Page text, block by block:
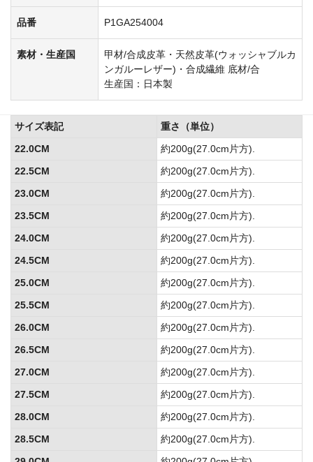
品番 P1GA254004
素材・生産国
甲材/合成皮革・天然皮革(ウォッシャブルカ
ンガルーレザー)・合成繊維 底材/合
生産国：日本製
サイズ表記
重さ（単位）
22.0CM
約200g(27.0cm片方).
22.5CM
約200g(27.0cm片方).
23.0CM
約200g(27.0cm片方).
23.5CM
約200g(27.0cm片方).
24.0CM
約200g(27.0cm片方).
24.5CM
約200g(27.0cm片方).
25.0CM
約200g(27.0cm片方).
25.5CM
約200g(27.0cm片方).
26.0CM
約200g(27.0cm片方).
26.5CM
約200g(27.0cm片方).
27.0CM
約200g(27.0cm片方).
27.5CM
約200g(27.0cm片方).
28.0CM
約200g(27.0cm片方).
28.5CM
約200g(27.0cm片方).